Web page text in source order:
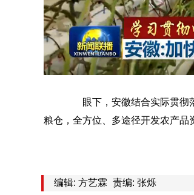
眼下，安徽结合实际贯彻落
粮仓，全方位、多途径开发农产品
编辑: 方艺霖 责编: 张烁